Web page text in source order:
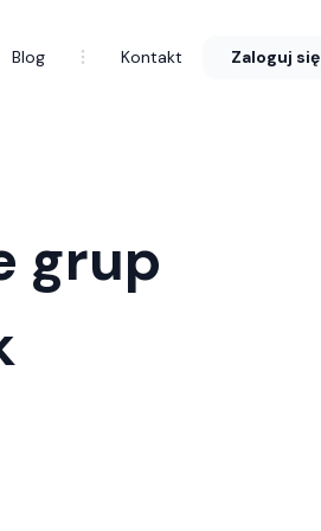
Blog Kontakt Zaloguj się
grup